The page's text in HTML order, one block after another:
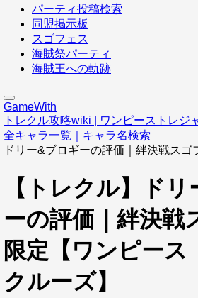
パーティ投稿検索
同盟掲示板
スゴフェス
海賊祭パーティ
海賊王への軌跡
GameWith
トレクル攻略wiki | ワンピーストレジ
全キャラ一覧｜キャラ名検索
ドリー&ブロギーの評価｜絆決戦スゴ
【トレクル】ド
ーの評価｜絆決戦
限定【ワンピース
クルーズ】